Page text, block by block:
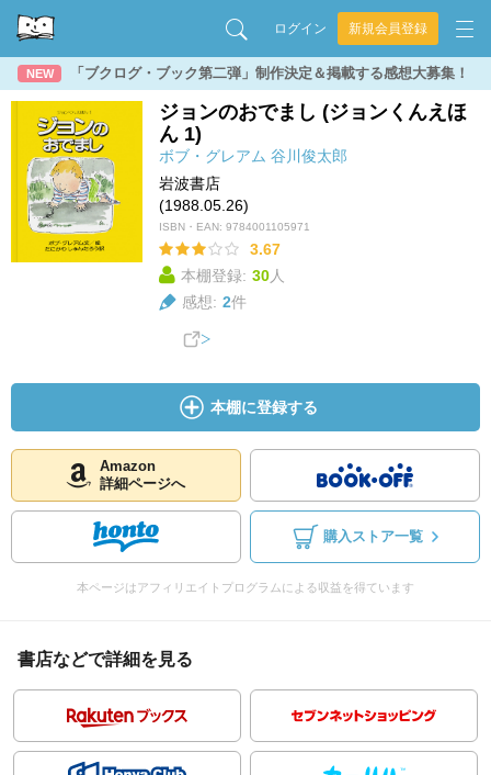
ログイン 新規会員登録
NEW 「ブクログ・ブック第二弾」制作決定＆掲載する感想大募集！
ジョンのおでまし (ジョンくんえほ
ん 1)
ボブ・グレアム 谷川俊太郎
岩波書店
(1988.05.26)
ISBN・EAN: 9784001105971
3.67
本棚登録: 30人
感想: 2件
本棚に登録する
Amazon
詳細ページへ
購入ストア一覧
本ページはアフィリエイトプログラムによる収益を得ています
書店などで詳細を見る